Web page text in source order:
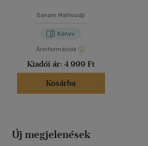
Sanam Mahloudji
Könyv
Árinformációk
Kiadói ár: 4 999 Ft
Kosárba
Új megjelenések